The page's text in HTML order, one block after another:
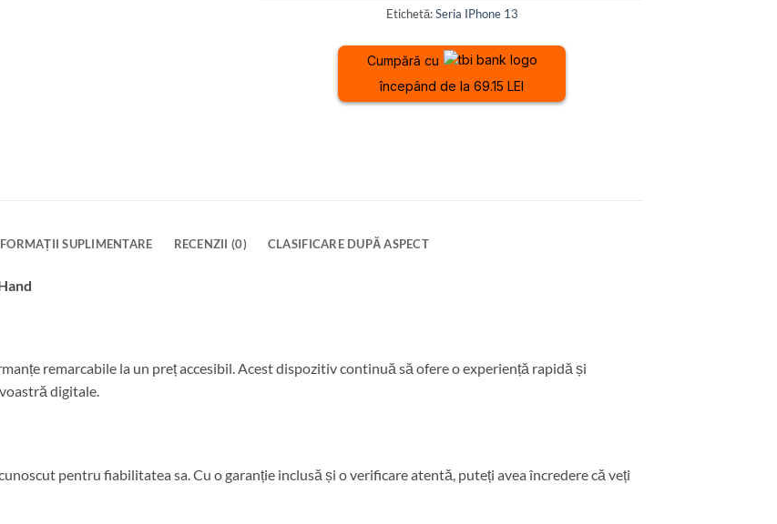
Etichetă:Seria IPhone 13
Cumpără cu
începând de la 69.15 LEI
SUPLIMENTARE RECENZII (0) CLASIFICARE DUPĂ ASPECT
remarcabile la un preț accesibil. Acest dispozitiv continuă să ofere o experiență rapidă și
digitale.
pentru fiabilitatea sa. Cu o garanție inclusă și o verificare atentă, puteți avea încredere că veți